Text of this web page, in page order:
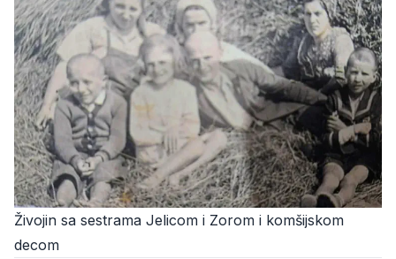
Živojin sa sestrama Jelicom i Zorom i komšijskom
decom